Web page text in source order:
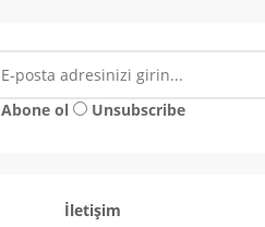
Abone ol
Unsubscribe
İletişim